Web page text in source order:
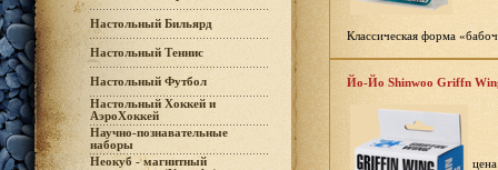
Настольный Бильярд
Настольный Теннис
Настольный Футбол
Настольный Хоккей и
АэроХоккей
Научно-познавательные
наборы
Неокуб - магнитный
Классическая форма
Йо-Йо Shinwoo Griffn